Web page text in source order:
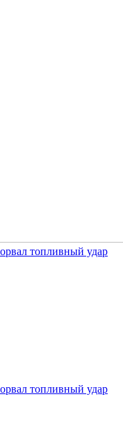
топливный удар
топливный удар